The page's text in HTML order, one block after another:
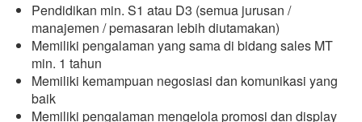
Pendidikan min. S1 atau D3 (semua jurusan /
manajemen / pemasaran lebih diutamakan)
Memiliki pengalaman yang sama di bidang sales MT
min. 1 tahun
Memiliki kemampuan negosiasi dan komunikasi yang
baik
Memiliki pengalaman mengelola promosi dan display